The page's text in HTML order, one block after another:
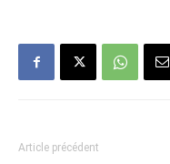
Article précédent